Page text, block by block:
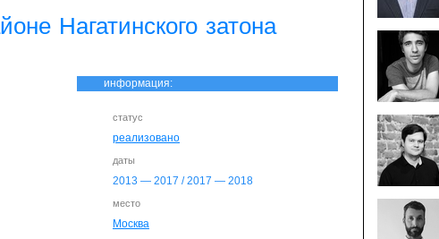
Нагатинского затона
информация:
статус
реализовано
даты
2013 — 2017 /2017 — 2018
место
Москва